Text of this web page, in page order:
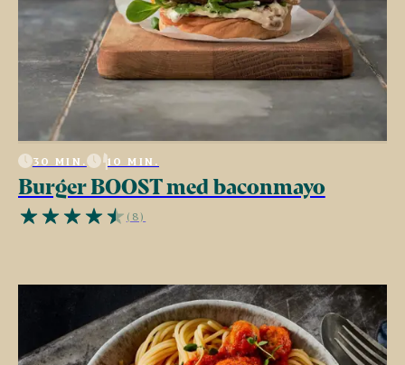
30 MIN. 10 MIN.
Burger BOOST med baconmayo
(8)